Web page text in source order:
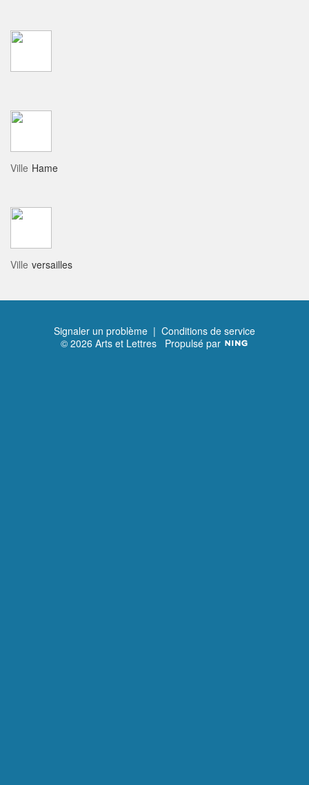
Ville Hame
Ville versailles
Signaler un problème | Conditions de service
© 2026 Arts et Lettres Propulsé par